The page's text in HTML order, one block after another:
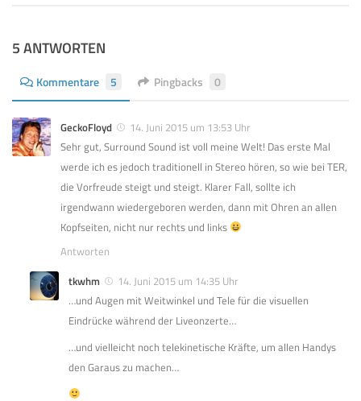
5 ANTWORTEN
Kommentare 5 Pingbacks 0
GeckoFloyd
14. Juni 2015 um 13:53 Uhr
Sehr gut, Surround Sound ist voll meine Welt! Das erste Mal
werde ich es jedoch traditionell in Stereo hören, so wie bei TER,
die Vorfreude steigt und steigt. Klarer Fall, sollte ich
irgendwann wiedergeboren werden, dann mit Ohren an allen
Kopfseiten, nicht nur rechts und links
Antworten
tkwhm
14. Juni 2015 um 14:35 Uhr
…und Augen mit Weitwinkel und Tele für die visuellen
Eindrücke während der Liveonzerte…
…und vielleicht noch telekinetische Kräfte, um allen Handys
den Garaus zu machen…